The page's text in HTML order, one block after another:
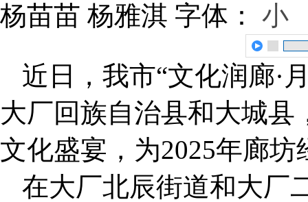
杨苗苗 杨雅淇 字体： 小
近日，我市“文化润廊·
大厂回族自治县和大城
文化盛宴，为2025年廊
在大厂北辰街道和大厂